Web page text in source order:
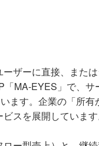
ザーに直接、また
MA-EYES」で、
ます。企業の「所
スを展開しています